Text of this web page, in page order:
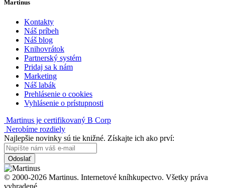
Martinus
Kontakty
Náš príbeh
Náš blog
Knihovrátok
Partnerský systém
Pridaj sa k nám
Marketing
Náš labák
Prehlásenie o cookies
Vyhlásenie o prístupnosti
Martinus je certifikovaný B Corp
Nerobíme rozdiely
Najlepšie novinky sú tie knižné. Získajte ich ako prví:
Odoslať
© 2000-2026 Martinus. Internetové kníhkupectvo. Všetky práva
vyhradené.